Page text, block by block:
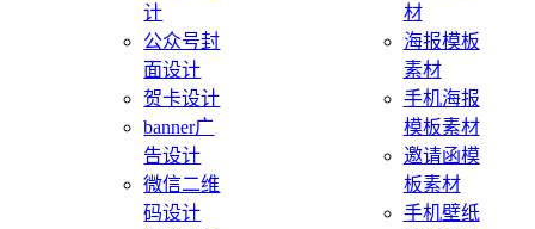
计
公众号封
面设计
贺卡设计
banner广
告设计
微信二维
码设计
材
海报模板
素材
手机海报
模板素材
邀请函模
板素材
手机壁纸